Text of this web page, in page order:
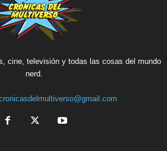
cine, televisión y todas las cosas del mundo
nerd.